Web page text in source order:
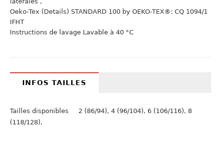
Oeko-Tex (Details) STANDARD 100 by OEKO-TEX®: CQ 1094/1
IFHT
Instructions de lavage Lavable à 40 °C
INFOS TAILLES
Tailles disponibles 2 (86/94), 4 (96/104), 6 (106/116), 8
(118/128),